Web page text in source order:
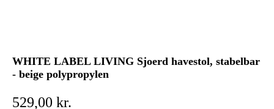
WHITE LABEL LIVING Sjoerd havestol, stabelbar
- beige polypropylen
529,00 kr.